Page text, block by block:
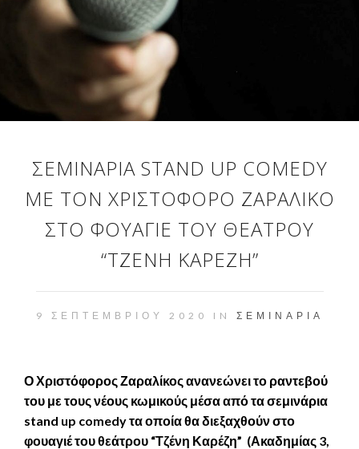
ΣΕΜΙΝΆΡΙΑ STAND UP COMEDY
ΜΕ ΤΟΝ ΧΡΙΣΤΌΦΟΡΟ ΖΑΡΑΛΊΚΟ
ΣΤΟ ΦΟΥΑΓΙΈ ΤΟΥ ΘΕΆΤΡΟΥ
“ΤΖΈΝΗ ΚΑΡΈΖΗ”
9 ΣΕΠΤΕΜΒΡΊΟΥ 2020 IN ΣΕΜΙΝΆΡΙΑ
Ο Χριστόφορος Ζαραλίκος ανανεώνει το ραντεβού
του με τους νέους κωμικούς μέσα από τα σεμινάρια
stand up comedy τα οποία θα διεξαχθούν στο
φουαγιέ του θεάτρου “Τζένη Καρέζη” (Ακαδημίας 3,